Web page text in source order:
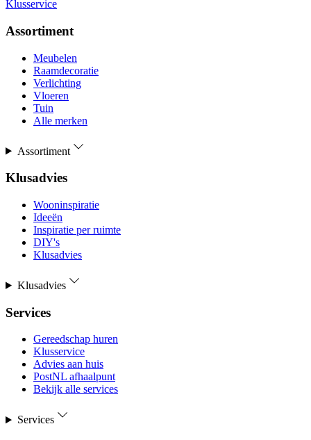
Klusservice
Assortiment
Meubelen
Raamdecoratie
Verlichting
Vloeren
Tuin
Alle merken
Assortiment
Klusadvies
Wooninspiratie
Ideeën
Inspiratie per ruimte
DIY's
Klusadvies
Klusadvies
Services
Gereedschap huren
Klusservice
Advies aan huis
PostNL afhaalpunt
Bekijk alle services
Services